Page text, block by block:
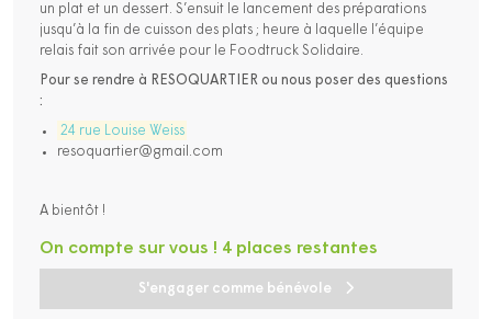
un plat et un dessert. S’ensuit le lancement des préparations
jusqu’à la fin de cuisson des plats ; heure à laquelle l’équipe
relais fait son arrivée pour le Foodtruck Solidaire.
Pour se rendre à RESOQUARTIER ou nous poser des questions
:
24 rue Louise Weiss
resoquartier@gmail.com
A bientôt !
S'engager comme bénévole
On compte sur vous ! 4 places restantes